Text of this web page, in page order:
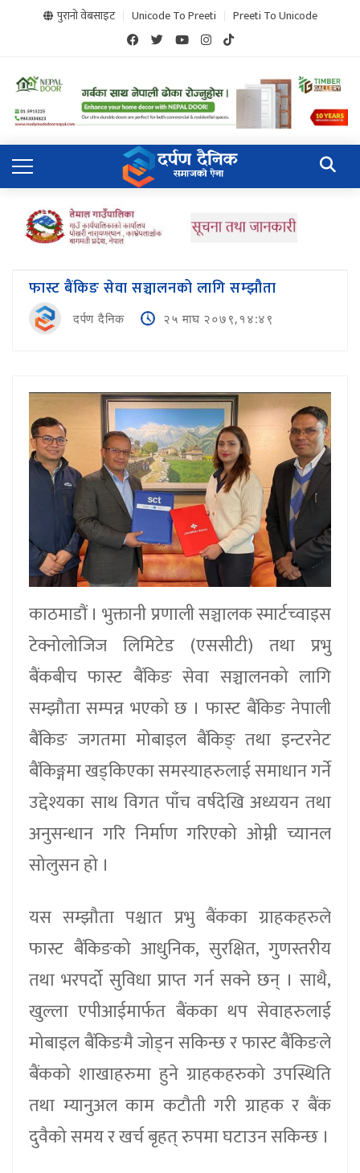
पुरानो वेबसाइट Unicode To Preeti Preeti To Unicode
फास्ट बैंकिङ सेवा सञ्चालनको लागि सम्झौता
दर्पण दैनिक २५ माघ २०७९,१४:४९
काठमाडौं । भुक्तानी प्रणाली सञ्चालक स्मार्टच्वाइस
टेक्नोलोजिज लिमिटेड (एससीटी) तथा प्रभु
बैंकबीच फास्ट बैंकिङ सेवा सञ्चालनको लागि
सम्झौता सम्पन्न भएको छ । फास्ट बैंकिङ नेपाली
बैंकिङ जगतमा मोबाइल बैंकिङ् तथा इन्टरनेट
बैंकिङ्गमा खड्किएका समस्याहरुलाई समाधान गर्ने
उद्देश्यका साथ विगत पाँच वर्षदेखि अध्ययन तथा
अनुसन्धान गरि निर्माण गरिएको ओम्नी च्यानल
सोलुसन हो ।
यस सम्झौता पश्चात प्रभु बैंकका ग्राहकहरुले
फास्ट बैंकिङको आधुनिक, सुरक्षित, गुणस्तरीय
तथा भरपर्दो सुविधा प्राप्त गर्न सक्ने छन् । साथै,
खुल्ला एपीआईमार्फत बैंकका थप सेवाहरुलाई
मोबाइल बैंकिङमै जोड्न सकिन्छ र फास्ट बैंकिङले
बैंकको शाखाहरुमा हुने ग्राहकहरुको उपस्थिति
तथा म्यानुअल काम कटौती गरी ग्राहक र बैंक
दुवैको समय र खर्च बृहत् रुपमा घटाउन सकिन्छ ।